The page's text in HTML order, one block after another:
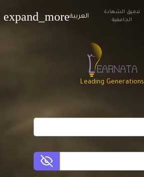
تدقيق الشهادة
الجامعية
العربيةexpand_more
Leading Generations